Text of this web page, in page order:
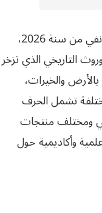
وفي إطار الاحتفال بعيد رأس السنة الأمازيغية الجديدة يناير2976 الموافق لـ 12 جانفي من سنة 2026،
التاريخي الذي تزخر
والخيرات،
تشمل الحرف
ومختلف منتجات
وأكاديمية حول